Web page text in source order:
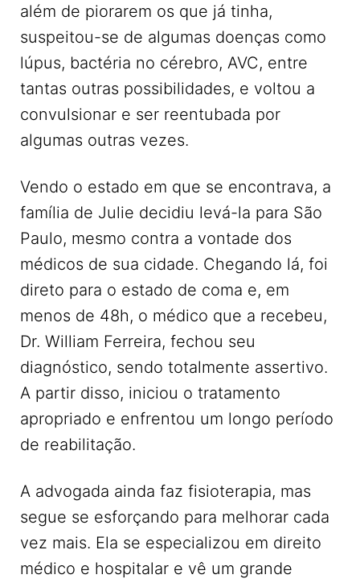
além de piorarem os que já tinha,
suspeitou-se de algumas doenças como
lúpus, bactéria no cérebro, AVC, entre
tantas outras possibilidades, e voltou a
convulsionar e ser reentubada por
algumas outras vezes.
Vendo o estado em que se encontrava, a
família de Julie decidiu levá-la para São
Paulo, mesmo contra a vontade dos
médicos de sua cidade. Chegando lá, foi
direto para o estado de coma e, em
menos de 48h, o médico que a recebeu,
Dr. William Ferreira, fechou seu
diagnóstico, sendo totalmente assertivo.
A partir disso, iniciou o tratamento
apropriado e enfrentou um longo período
de reabilitação.
A advogada ainda faz fisioterapia, mas
segue se esforçando para melhorar cada
vez mais. Ela se especializou em direito
médico e hospitalar e vê um grande